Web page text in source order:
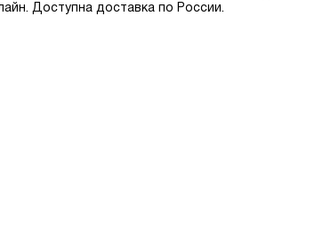
Доступна доставка по России.